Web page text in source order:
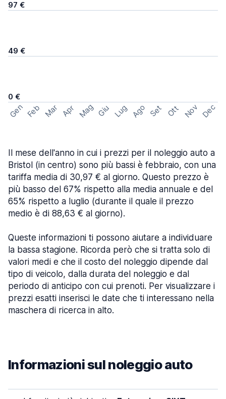
97 €
49 €
0 €
Gen Feb Mar Apr Mag Giu Lug Ago Set Ott Nov Dec
Il mese dell'anno in cui i prezzi per il noleggio auto a
Bristol (in centro) sono più bassi è febbraio, con una
tariffa media di 30,97 € al giorno. Questo prezzo è
più basso del 67% rispetto alla media annuale e del
65% rispetto a luglio (durante il quale il prezzo
medio è di 88,63 € al giorno).
Queste informazioni ti possono aiutare a individuare
la bassa stagione. Ricorda però che si tratta solo di
valori medi e che il costo del noleggio dipende dal
tipo di veicolo, dalla durata del noleggio e dal
periodo di anticipo con cui prenoti. Per visualizzare i
prezzi esatti inserisci le date che ti interessano nella
maschera di ricerca in alto.
Informazioni sul noleggio auto